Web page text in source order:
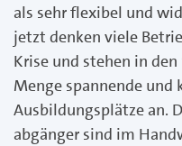
als sehr flexibel und
jetzt denken viele
Krise und stehen in
Menge spannende und
Ausbildungsplätze an.
abgänger sind im